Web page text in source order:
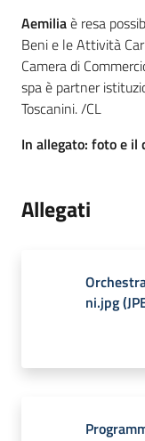
Aemiliaè resa
Beni e le Attività
Camera di
spa è partner
Toscanini. /CL
In allegato: foto e il
Allegati
ni.jpg(